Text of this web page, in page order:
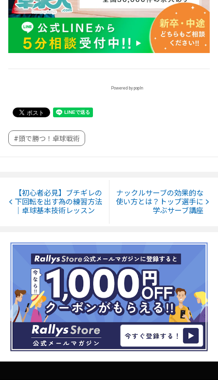
Powered by popIn
#頭で勝つ！卓球戦術
【初心者必見】ブチギレの
下回転を出す為の練習方法
｜卓球基本技術レッスン
ナックルサーブの効果的な
使い方とは？トップ選手に
学ぶサーブ講座